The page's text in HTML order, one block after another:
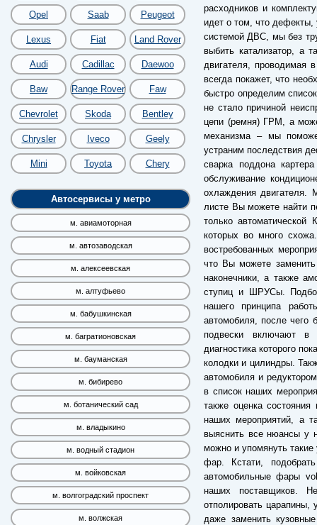
Opel Saab Peugeot
Lexus Fiat Land Rover
Audi Cadillac Daewoo
Baw Range Rover Faw
Chevrolet Skoda Bentley
Chrysler Iveco Geely
Mini Toyota Chery
Автосервисы у метро
м. авиамоторная
м. автозаводская
м. алексеевская
м. алтуфьево
м. бабушкинская
м. багратионовская
м. бауманская
м. бибирево
м. ботанический сад
м. владыкино
м. водный стадион
м. войковская
м. волгоградский проспект
м. волжская
расходников и
идет о том, что дефекты,
системой ДВС, мы без
выбить катализатор, а
двигателя, проводимая
всегда покажет, что
быстро определим
не стало причиной
цепи (ремня) ГРМ, а
механизма – мы
устраним последствия
сварка поддона
обслуживание
охлаждения
листе Вы можете найти
только
которых во много
востребованных
что Вы можете
наконечники, а также
ступиц и ШРУСы.
нашего принципа
автомобиля, после чего
подвески включают в
диагностика которого
колодки и цилиндры.
автомобиля и
в список наших
также оценка
наших мероприятий, а
выяснить все нюансы у
можно и упомянуть такие
фар. Кстати,
автомобильные фары
наших поставщиков.
отполировать царапины,
даже заменить